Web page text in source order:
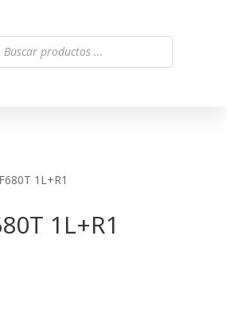
1L+R1
1L+R1